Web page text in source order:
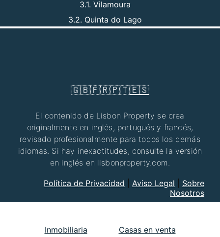
3.1. Vilamoura
3.2. Quinta do Lago
🇬🇧🇫🇷🇵🇹🇪🇸
El contenido de Lisbon Property se crea
originalmente en inglés, portugués y francés,
revisado profesionalmente para todos los demás
idiomas. Si hay inexactitudes, consulte la versión
en inglés en lisbonproperty.com.
Política de Privacidad Aviso Legal
Sobre
Nosotros
Inmobiliaria Casas en venta